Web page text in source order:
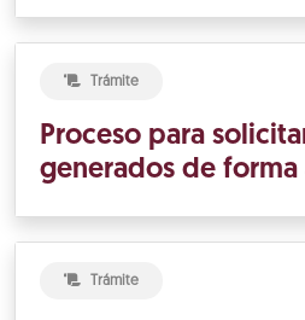
Trámite
Proceso para
generados de
Trámite